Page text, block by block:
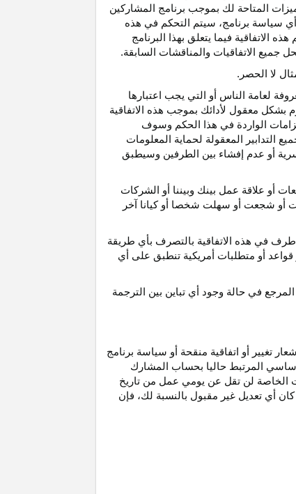
المتاحة لك بموجب برنامج المشاركين
سياسة برنامج، سيتم التحكم في هذه
الاتفاقية فيما يتعلق بهذا البرنامج
جميع الاتفاقيات والمناقشات السابقة.
لا الحصر.
لعامة الناس أو التي يجب اعتبارها
بشكل معقول لأدائك بموجب هذه الاتفاقية
الواردة في هذا الحكم وسوف
التدابير المعقولة لحماية المعلومات
أو عدم إفشاء بين الطرفين وسيطبق
أو علاقة عمل بينك وبيننا أو الشركات
أو شجعت أو سهلت شخصا أو كيانا آخر
في هذه الاتفاقية بالتصرف بأي طريقة
قواعد أو متطلبات أمريكية تنطبق على أي
المرجع في حالة وجود أي تباين بين
الترجمة
تغيير أو اتفاقية منقحة أو سياسة برنامج
المرتبط حاليا بحساب المشارك
الخاصة لن تقل عن يومي عمل من تاريخ
أي تعديل غير مقبول بالنسبة لك، فإن